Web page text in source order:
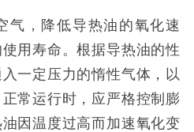
气，降低导热油的氧化速
用寿命。根据导热油的性
一定压力的惰性气体，以
常运行时，应严格控制膨
因温度过高而加速氧化变